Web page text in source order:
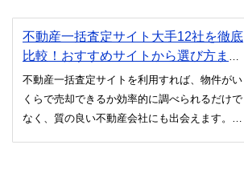
不動産一括査定サイト大手12社を徹底
比較！おすすめサイトから選び方まで
解説
不動産一括査定サイトを利用すれば、物件がい
くらで売却できるか効率的に調べられるだけで
なく、質の良い不動産会社にも出会えます。で